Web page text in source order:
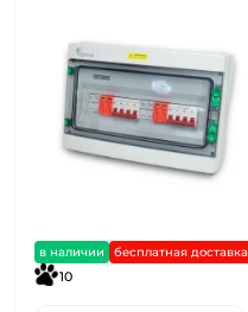
в наличии бесплатная доставка
10